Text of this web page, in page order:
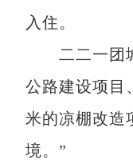
入住。
二二一团
公路建设项目
米的凉棚改造
境。”